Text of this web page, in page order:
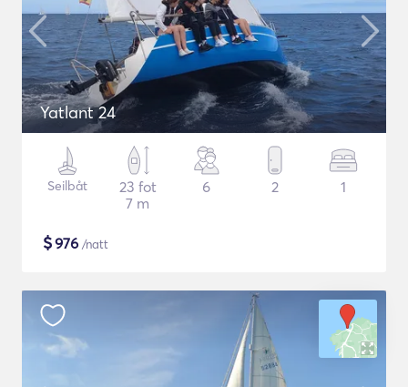
Yatlant 24
Seilbåt
23 fot
7 m
6 2 1
$976 /natt